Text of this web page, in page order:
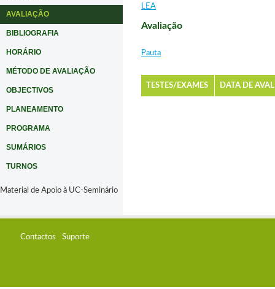
AVALIAÇÃO
BIBLIOGRAFIA
HORÁRIO
MÉTODO DE AVALIAÇÃO
OBJECTIVOS
PLANEAMENTO
PROGRAMA
SUMÁRIOS
TURNOS
Material de Apoio à UC-Seminário
LEA
Avaliação
Pauta
TESTES/EXAMES DATA DE
Contactos Suporte